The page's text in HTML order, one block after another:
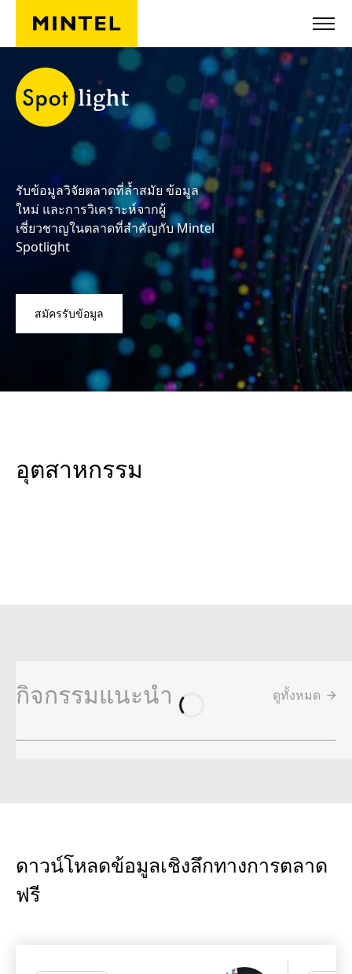
ข้ามไปยังเนื้อหาหลัก
รับข้อมูลวิจัยตลาดที่ล้ำสมัย ข้อมูล
ใหม่ และการวิเคราะห์จากผู้
เชี่ยวชาญในตลาดที่สำคัญกับ Mintel
Spotlight
สมัครรับข้อมูล
อุตสาหกรรม
กิจกรรมแนะนำ ดูทั้งหมด
ดาวน์โหลดข้อมูลเชิงลึกทางการตลาด
ฟรี